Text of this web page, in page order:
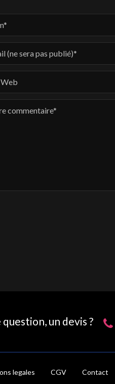
question, un devis ?
legales CGV Contact